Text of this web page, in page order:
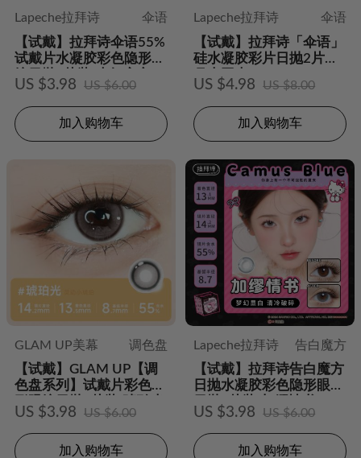
Lapeche拉拜诗
伞语
【试戴】拉拜诗伞语55%
试戴片水凝胶彩色隐形眼
镜日抛2片装-未知定义
US $3.98 US $6.00
加入购物车
Lapeche拉拜诗
伞语
【试戴】拉拜诗「伞语」
硅水凝胶彩片日抛2片装-
月光回声
US $4.98 US $8.00
加入购物车
GLAM UP美幕
调色盘
【试戴】GLAM UP【调
色盘系列】试戴片彩色隐
形眼镜日抛2片装-琥珀光
US $3.98 US $6.00
加入购物车
Lapeche拉拜诗
告白魔方
【试戴】拉拜诗告白魔方
日抛水凝胶彩色隐形眼镜
日抛2片装-加缪情书
US $3.98 US $6.00
加入购物车